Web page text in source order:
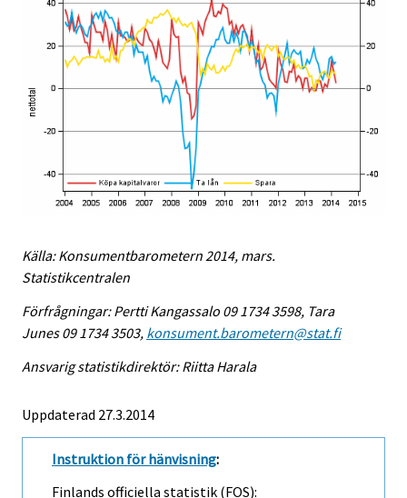
Källa: Konsumentbarometern 2014, mars.
Statistikcentralen
Förfrågningar: Pertti Kangassalo 09 1734 3598, Tara
Junes 09 1734 3503, konsument.barometern@stat.fi
Ansvarig statistikdirektör: Riitta Harala
Uppdaterad 27.3.2014
Instruktion för hänvisning:
Finlands officiella statistik (FOS):